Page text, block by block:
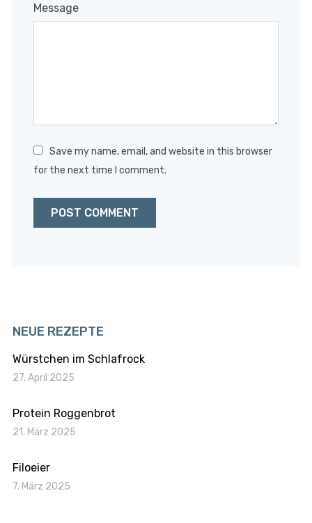
Message
Save my name, email, and website in this browser
for the next time I comment.
NEUE REZEPTE
Würstchen im Schlafrock
27. April 2025
Protein Roggenbrot
21. März 2025
Filoeier
7. März 2025